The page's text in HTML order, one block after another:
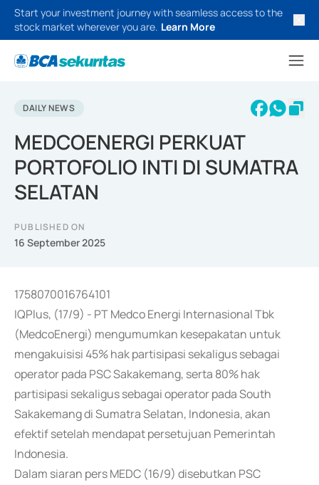
Start your investment journey with seamless access to the
stock market wherever you are. Learn More
DAILY NEWS
MEDCOENERGI PERKUAT
PORTOFOLIO INTI DI SUMATRA
SELATAN
PUBLISHED ON
16 September 2025
1758070016764101
IQPlus, (17/9) - PT Medco Energi Internasional Tbk
(MedcoEnergi) mengumumkan kesepakatan untuk
mengakuisisi 45% hak partisipasi sekaligus sebagai
operator pada PSC Sakakemang, serta 80% hak
partisipasi sekaligus sebagai operator pada South
Sakakemang di Sumatra Selatan, Indonesia, akan
efektif setelah mendapat persetujuan Pemerintah
Indonesia.
Dalam siaran pers MEDC (16/9) disebutkan PSC